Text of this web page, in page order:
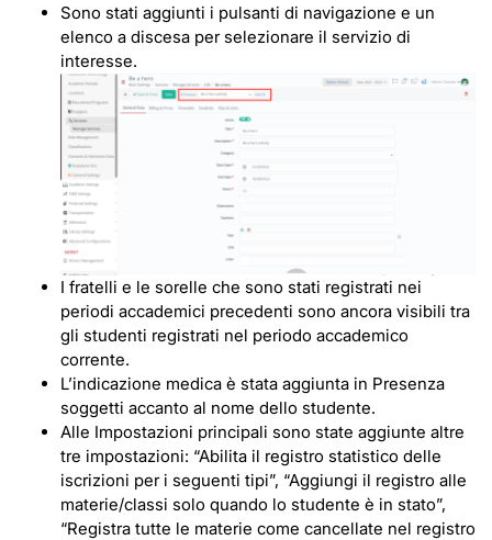
Sono stati aggiunti i pulsanti di navigazione e un
elenco a discesa per selezionare il servizio di
interesse.
I fratelli e le sorelle che sono stati registrati nei
periodi accademici precedenti sono ancora visibili tra
gli studenti registrati nel periodo accademico
corrente.
L’indicazione medica è stata aggiunta in Presenza
soggetti accanto al nome dello studente.
Alle Impostazioni principali sono state aggiunte altre
tre impostazioni: “Abilita il registro statistico delle
iscrizioni per i seguenti tipi”, “Aggiungi il registro alle
materie/classi solo quando lo studente è in stato”,
“Registra tutte le materie come cancellate nel registro